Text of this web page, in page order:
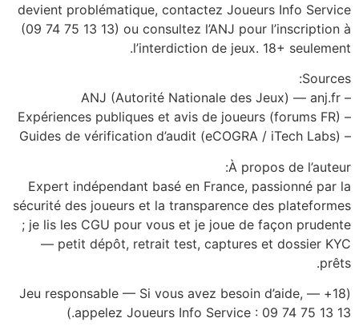
devient problématique, contactez Joueurs Info Service
(09 74 75 13 13) ou consultez l’ANJ pour l’inscription à
l’interdiction de jeux. 18+ seulement.
Sources:
– ANJ (Autorité Nationale des Jeux) — anj.fr
– Expériences publiques et avis de joueurs (forums FR)
– Guides de vérification d’audit (eCOGRA / iTech Labs)
À propos de l’auteur:
Expert indépendant basé en France, passionné par la
sécurité des joueurs et la transparence des plateformes
; je lis les CGU pour vous et je joue de façon prudente
— petit dépôt, retrait test, captures et dossier KYC
prêts.
(18+ — Jeu responsable — Si vous avez besoin d’aide,
appelez Joueurs Info Service : 09 74 75 13 13.)